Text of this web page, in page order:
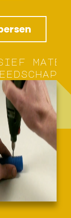
i e f m at e
e e d s c h a p